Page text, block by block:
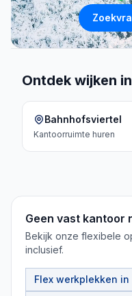
Ontdek wijken
Bahnhofsviertel
Kantoorruimte huren
Geen vast kantoor
Bekijk onze flexibele
inclusief.
Flex werkplekken